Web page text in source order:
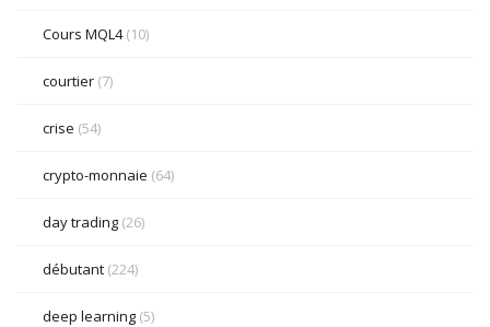
Cours MQL4(10)
courtier (7)
crise (54)
crypto-monnaie (64)
day trading (26)
débutant (224)
deep learning (5)